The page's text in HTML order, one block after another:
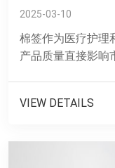
2025-03-10
棉签作为医疗护理
产品质量直接影响
VIEW DETAILS